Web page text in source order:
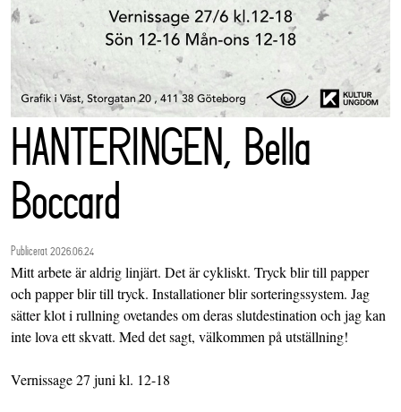
HANTERINGEN, Bella
Boccard
Publicerat 2026.06.24
Mitt arbete är aldrig linjärt. Det är cykliskt. Tryck blir till papper
och papper blir till tryck. Installationer blir sorteringssystem. Jag
sätter klot i rullning ovetandes om deras slutdestination och jag kan
inte lova ett skvatt. Med det sagt, välkommen på utställning!
Vernissage 27 juni kl. 12-18